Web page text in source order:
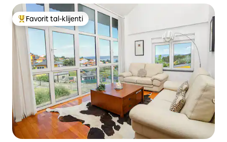
Wieħed mill-aqwa favoriti tal-klijenti
Favorit tal-klijenti